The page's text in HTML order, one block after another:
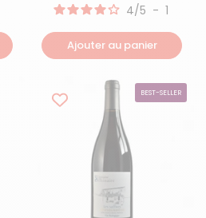
4/5 - 1
Ajouter au panier
BEST-SELLER